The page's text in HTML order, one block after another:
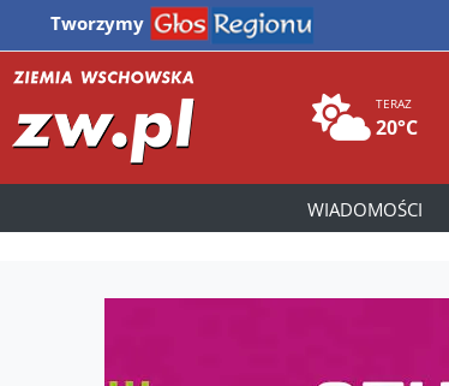
Tworzymy
TERAZ
20°C
WIADOMOŚCI